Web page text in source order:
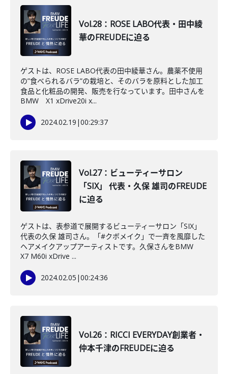
Vol.28：ROSE LABO代表・田中綾
華のFREUDEに迫る
ゲストは、ROSE LABO代表の田中綾華さん。農薬不使用
の”食べられるバラ”の栽培と、そのバラを原料とした加工
食品と化粧品の開発、販売を行なっています。田中さんを
BMW X1 xDrive20i x...
2024.02.19 |00:29:37
Vol.27：ビューティーサロン
「SIX」 代表・久保 雄司のFREUDE
に迫る
ゲストは、表参道で展開するビューティーサロン「SIX」
代表の久保 雄司さん。「#クボメイク」で一斉を風靡した
ヘアメイクアップアーティストです。久保さんをBMW
X7 M60i xDrive ...
2024.02.05 |00:24:36
Vol.26：RICCI EVERYDAY創業者・
仲本千津のFREUDEに迫る